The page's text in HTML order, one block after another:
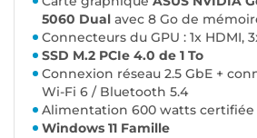
5060 Dual avec 8 Go de
Connecteurs du GPU : 1x HDMI,
SSD M.2 PCIe 4.0 de 1 To
Connexion réseau 2.5 GbE +
Wi-Fi 6 / Bluetooth 5.4
Alimentation 600 watts certifiée
Windows 11 Famille